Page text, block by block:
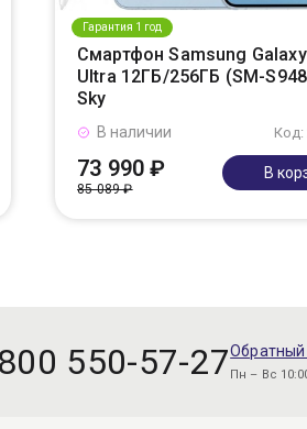
Гарантия 1 год
Смартфон Samsung
Ultra 12ГБ/256ГБ (SM-
Sky
Код:
В наличии
73 990 ₽
85 089 ₽
В
550-57-27Обратный
Пн – Вс